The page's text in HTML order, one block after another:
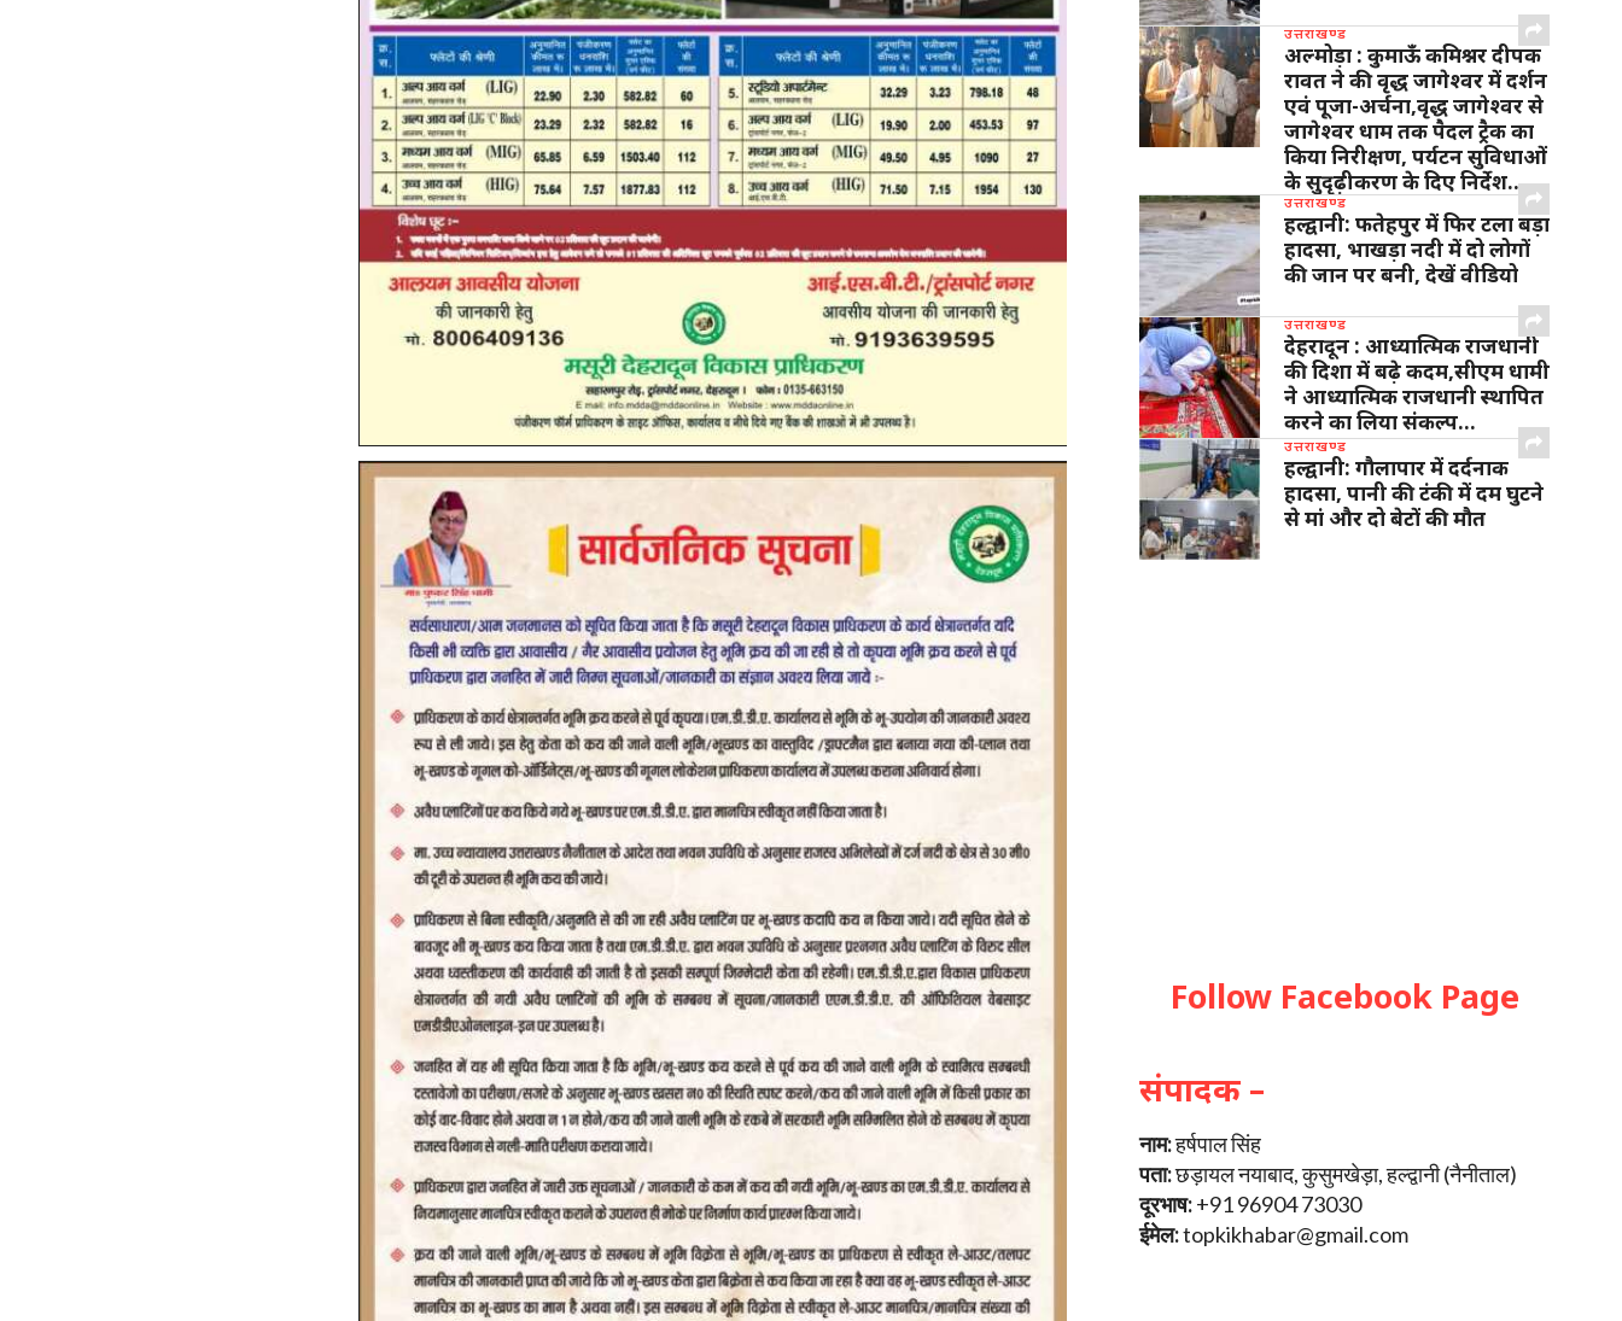
उत्तराखण्ड
अल्मोड़ा : कुमाऊँ कमिश्नर दीपक
रावत ने की वृद्ध जागेश्वर में दर्शन
एवं पूजा-अर्चना,वृद्ध जागेश्वर से
जागेश्वर धाम तक पैदल ट्रैक का
किया निरीक्षण, पर्यटन सुविधाओं
के सुदृढ़ीकरण के दिए निर्देश…
उत्तराखण्ड
हल्द्वानी: फतेहपुर में फिर टला बड़ा
हादसा, भाखड़ा नदी में दो लोगों
की जान पर बनी, देखें वीडियो
उत्तराखण्ड
देहरादून : आध्यात्मिक राजधानी
की दिशा में बढ़े कदम,सीएम धामी
ने आध्यात्मिक राजधानी स्थापित
करने का लिया संकल्प…
उत्तराखण्ड
हल्द्वानी: गौलापार में दर्दनाक
हादसा, पानी की टंकी में दम घुटने
से मां और दो बेटों की मौत
Follow Facebook Page
संपादक –
नाम:हर्षपाल सिंह
पता:छड़ायल नयाबाद, कुसुमखेड़ा, हल्द्वानी (नैनीताल)
दूरभाष:+91 96904 73030
ईमेल:topkikhabar@gmail.com